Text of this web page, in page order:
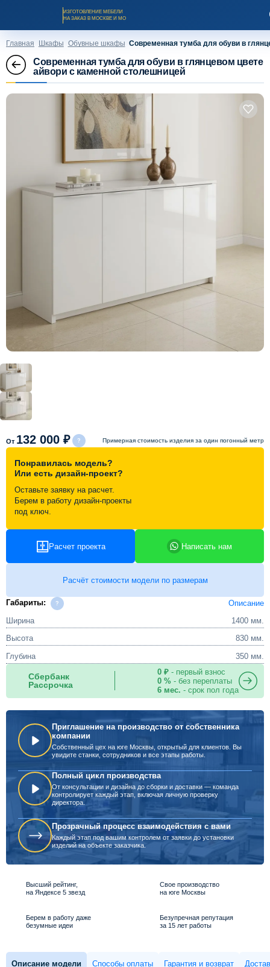
ИЗГОТОВЛЕНИЕ МЕБЕЛИ
НА ЗАКАЗ В МОСКВЕ И МО
Заказать звонок
О компании
Схема работы
Акции и скидки
Портфолио
Видеоотзывы
Контакты
Главная Шкафы Обувные шкафы Современная тумба для обуви в
Современная тумба для обуви в глянцевом цвете
айвори с каменной столешницей
От 132 000 ₽ Примерная стоимость изделия за один погонный метр
Понравилась модель?
Или есть дизайн-проект?
Оставьте заявку на расчет.
Берем в работу дизайн-проекты
под ключ.
Расчет проекта Написать нам
Расчёт стоимости модели по размерам
Габариты:
Описание
Ширина
1400 мм.
Высота
830 мм.
Глубина
350 мм.
Сбербанк
Рассрочка
0 ₽- первый взнос
0 %- без переплаты
6 мес. - срок пол года
Приглашение на производство от собственника
компании
Собственный цех на юге Москвы, открытый для клиентов. Вы
увидите станки, сотрудников и все этапы работы.
Полный цикл производства
От консультации и дизайна до сборки и доставки — команда
контролирует каждый этап, включая личную проверку
директора.
Прозрачный процесс взаимодействия с вами
Каждый этап под вашим контролем от заявки до установки
изделий на объекте заказчика.
Высший рейтинг,
на Яндексе 5 звезд
Свое производство
на юге Москвы
Берем в работу даже
безумные идеи
Безупречная репутация
за 15 лет работы
Описание модели Способы оплаты Гарантия и возврат